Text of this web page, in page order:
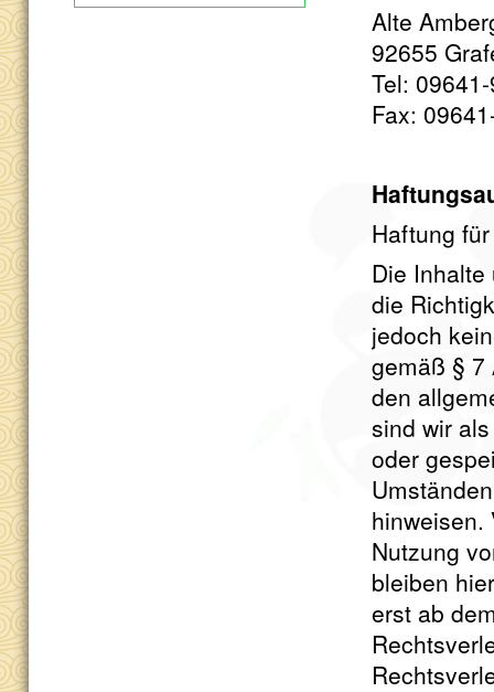
Alte
92655
Tel:
Fax:
Haftung
Die
die
jedoch
gemäß § 7
den
sind wir
oder
hinweisen.
Nutzung
bleiben
erst ab